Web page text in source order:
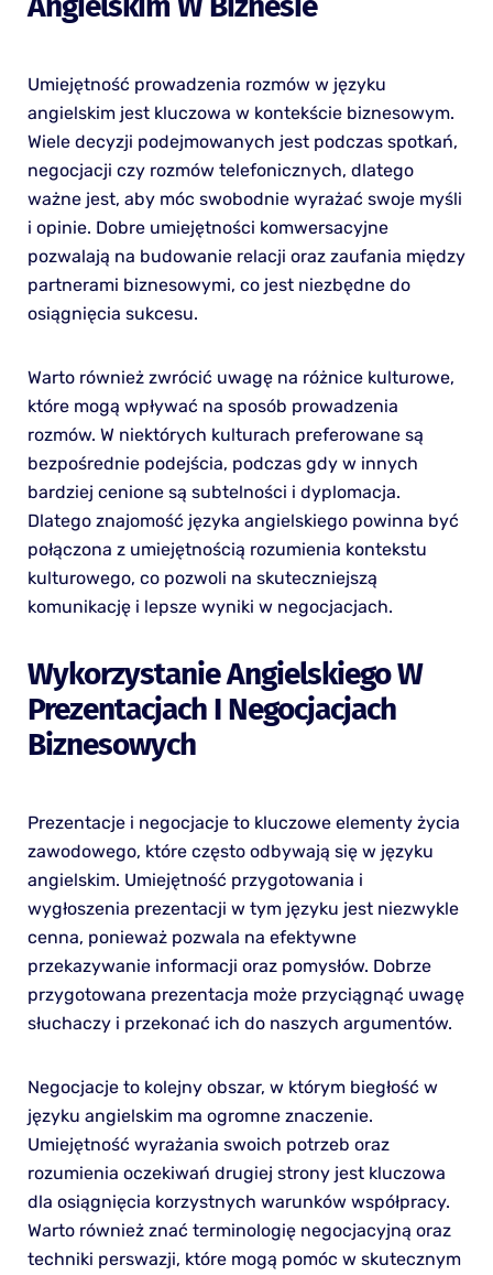
Umiejętność prowadzenia rozmów w języku
angielskim jest kluczowa w kontekście biznesowym.
Wiele decyzji podejmowanych jest podczas spotkań,
negocjacji czy rozmów telefonicznych, dlatego
ważne jest, aby móc swobodnie wyrażać swoje myśli
i opinie. Dobre umiejętności komwersacyjne
pozwalają na budowanie relacji oraz zaufania między
partnerami biznesowymi, co jest niezbędne do
osiągnięcia sukcesu.
Warto również zwrócić uwagę na różnice kulturowe,
które mogą wpływać na sposób prowadzenia
rozmów. W niektórych kulturach preferowane są
bezpośrednie podejścia, podczas gdy w innych
bardziej cenione są subtelności i dyplomacja.
Dlatego znajomość języka angielskiego powinna być
połączona z umiejętnością rozumienia kontekstu
kulturowego, co pozwoli na skuteczniejszą
komunikację i lepsze wyniki w negocjacjach.
Wykorzystanie Angielskiego W
Prezentacjach I Negocjacjach
Biznesowych
Prezentacje i negocjacje to kluczowe elementy życia
zawodowego, które często odbywają się w języku
angielskim. Umiejętność przygotowania i
wygłoszenia prezentacji w tym języku jest niezwykle
cenna, ponieważ pozwala na efektywne
przekazywanie informacji oraz pomysłów. Dobrze
przygotowana prezentacja może przyciągnąć uwagę
słuchaczy i przekonać ich do naszych argumentów.
Negocjacje to kolejny obszar, w którym biegłość w
języku angielskim ma ogromne znaczenie.
Umiejętność wyrażania swoich potrzeb oraz
rozumienia oczekiwań drugiej strony jest kluczowa
dla osiągnięcia korzystnych warunków współpracy.
Warto również znać terminologię negocjacyjną oraz
techniki perswazji, które mogą pomóc w skutecznym